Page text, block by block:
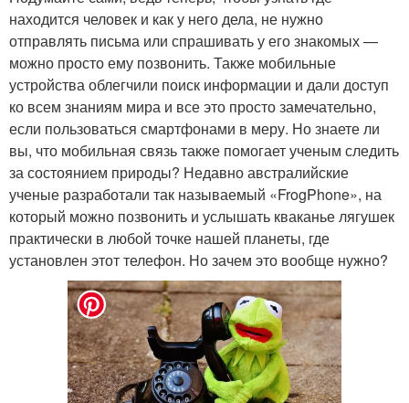
находится человек и как у него дела, не нужно
отправлять письма или спрашивать у его знакомых —
можно просто ему позвонить. Также мобильные
устройства облегчили поиск информации и дали доступ
ко всем знаниям мира и все это просто замечательно,
если пользоваться смартфонами в меру. Но знаете ли
вы, что мобильная связь также помогает ученым следить
за состоянием природы? Недавно австралийские
ученые разработали так называемый «FrogPhone», на
который можно позвонить и услышать кваканье лягушек
практически в любой точке нашей планеты, где
установлен этот телефон. Но зачем это вообще нужно?